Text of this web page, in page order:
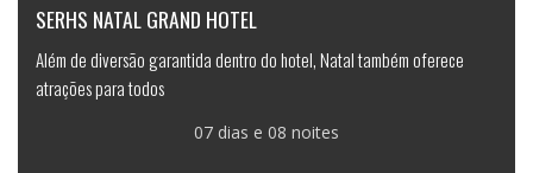
SERHS NATAL GRAND HOTEL
Além de diversão garantida dentro do hotel, Natal também oferece
atrações para todos
07 dias e 08 noites